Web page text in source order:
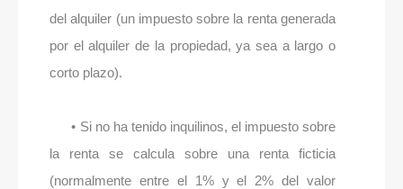
del alquiler (un impuesto sobre la renta generada
por el alquiler de la propiedad, ya sea a largo o
corto plazo).
• Si no ha tenido inquilinos, el impuesto sobre
la renta se calcula sobre una renta ficticia
(normalmente entre el 1% y el 2% del valor